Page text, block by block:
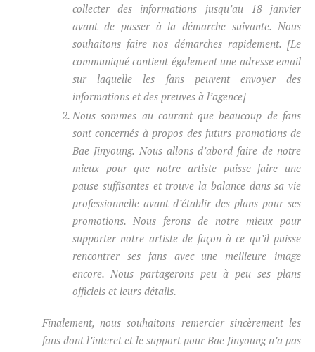
collecter des informations jusqu’au 18 janvier
avant de passer à la démarche suivante. Nous
souhaitons faire nos démarches rapidement. [Le
communiqué contient également une adresse email
sur laquelle les fans peuvent envoyer des
informations et des preuves à l’agence]
Nous sommes au courant que beaucoup de fans
sont concernés à propos des futurs promotions de
Bae Jinyoung. Nous allons d’abord faire de notre
mieux pour que notre artiste puisse faire une
pause suffisantes et trouve la balance dans sa vie
professionnelle avant d’établir des plans pour ses
promotions. Nous ferons de notre mieux pour
supporter notre artiste de façon à ce qu’il puisse
rencontrer ses fans avec une meilleure image
encore. Nous partagerons peu à peu ses plans
officiels et leurs détails.
Finalement, nous souhaitons remercier sincèrement les
fans dont l’interet et le support pour Bae Jinyoung n’a pas